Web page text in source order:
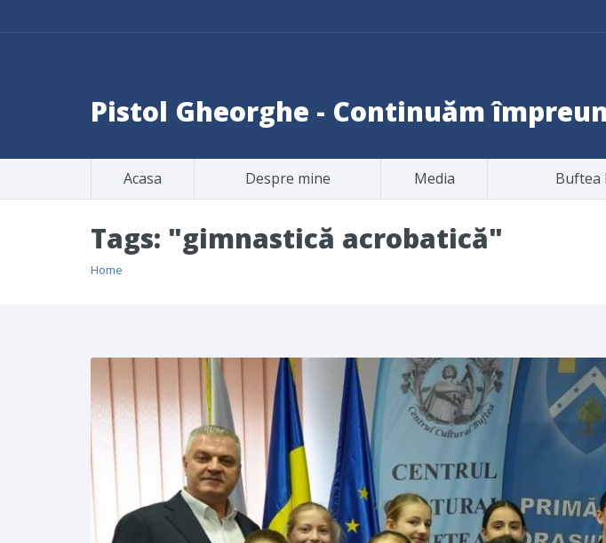
Pistol Gheorghe - Continuăm
Acasa Despre mine Media Buftea
Tags: "gimnastică acrobatică"
Home